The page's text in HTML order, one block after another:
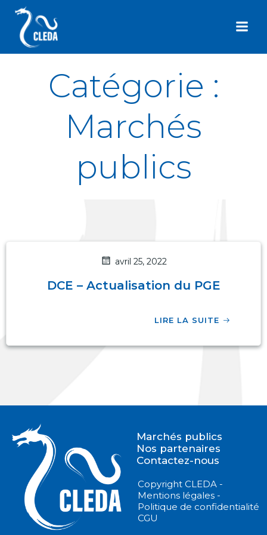
Catégorie :
Marchés
publics
avril 25, 2022
DCE – Actualisation du PGE
LIRE LA SUITE
Marchés publics
Nos partenaires
Contactez-nous
Copyright CLEDA -
Mentions légales -
Politique de confidentialité
CGU